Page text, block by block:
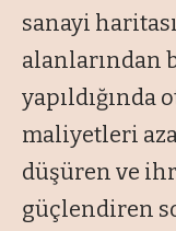
sanayi
alanlarından
maliyetleri
düşüren ve
güçlendiren